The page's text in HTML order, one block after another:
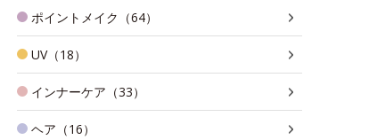
ポイントメイク（64）
UV（18）
インナーケア（33）
ヘア（16）